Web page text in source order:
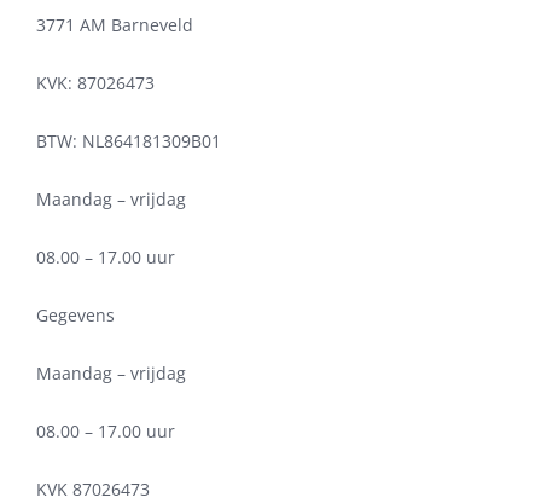
3771 AM Barneveld
KVK: 87026473
BTW: NL864181309B01
Maandag – vrijdag
08.00 – 17.00 uur
Gegevens
Maandag – vrijdag
08.00 – 17.00 uur
KVK 87026473